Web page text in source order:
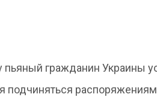
пьяный гражданин Украины
подчиняться распоряжениям